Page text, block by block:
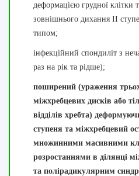
деформацією грудної клітки
зовнішнього дихання II
типом;
інфекційний спондиліт з
раз на рік та рідше);
поширений (ураження
міжхребцевих дисків або
відділів хребта)
ступеня та міжхребцевий
множинними масивними
розростаннями в ділянці
та полірадикулярним